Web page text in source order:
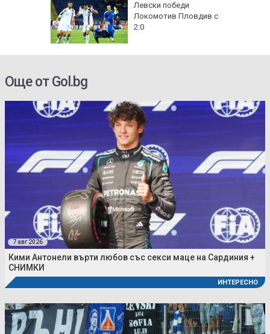
Левски победи
Локомотив Пловдив с
2:0
Още от Gol.bg
7 авг 2026
Кими Антонели върти любов със секси маце на Сардиния +
СНИМКИ
ИНТЕРЕСНО